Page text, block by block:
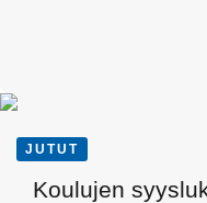
JUTUT
Koulujen